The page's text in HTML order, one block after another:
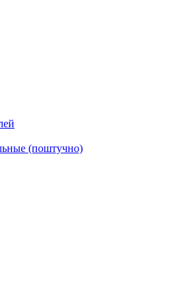
(поштучно)